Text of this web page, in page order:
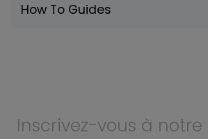
How To Guides
Inscrivez-vous à